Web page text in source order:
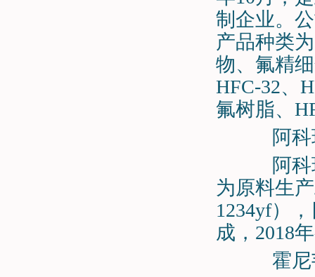
制企业。
产品种类
物、氟精
HFC-32、
氟树脂、
阿科
阿科玛
为原料生
1234yf）
成，2018
霍尼